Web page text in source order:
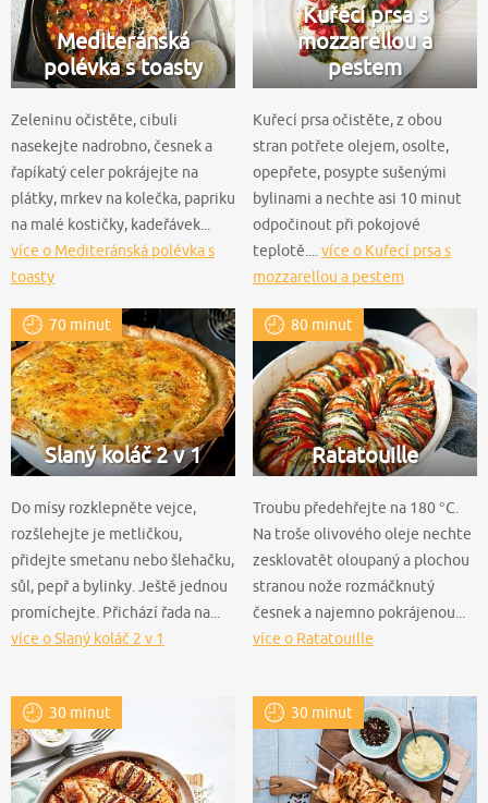
Mediteránská
polévka s toasty
Zeleninu očistěte, cibuli
nasekejte nadrobno, česnek a
řapíkatý celer pokrájejte na
plátky, mrkev na kolečka, papriku
na malé kostičky, kadeřávek...
více o Mediteránská polévka s
toasty
Kuřecí prsa s
mozzarellou a
pestem
Kuřecí prsa očistěte, z obou
stran potřete olejem, osolte,
opepřete, posypte sušenými
bylinami a nechte asi 10 minut
odpočinout při pokojové
teplotě.... více o Kuřecí prsa s
mozzarellou a pestem
70 minut
Slaný koláč 2 v 1
Do mísy rozklepněte vejce,
rozšlehejte je metličkou,
přidejte smetanu nebo šlehačku,
sůl, pepř a bylinky. Ještě jednou
promíchejte. Přichází řada na...
více o Slaný koláč 2 v 1
80 minut
Ratatouille
Troubu předehřejte na 180 °C.
Na troše olivového oleje nechte
zesklovatět oloupaný a plochou
stranou nože rozmáčknutý
česnek a najemno pokrájenou...
více o Ratatouille
30 minut 30 minut